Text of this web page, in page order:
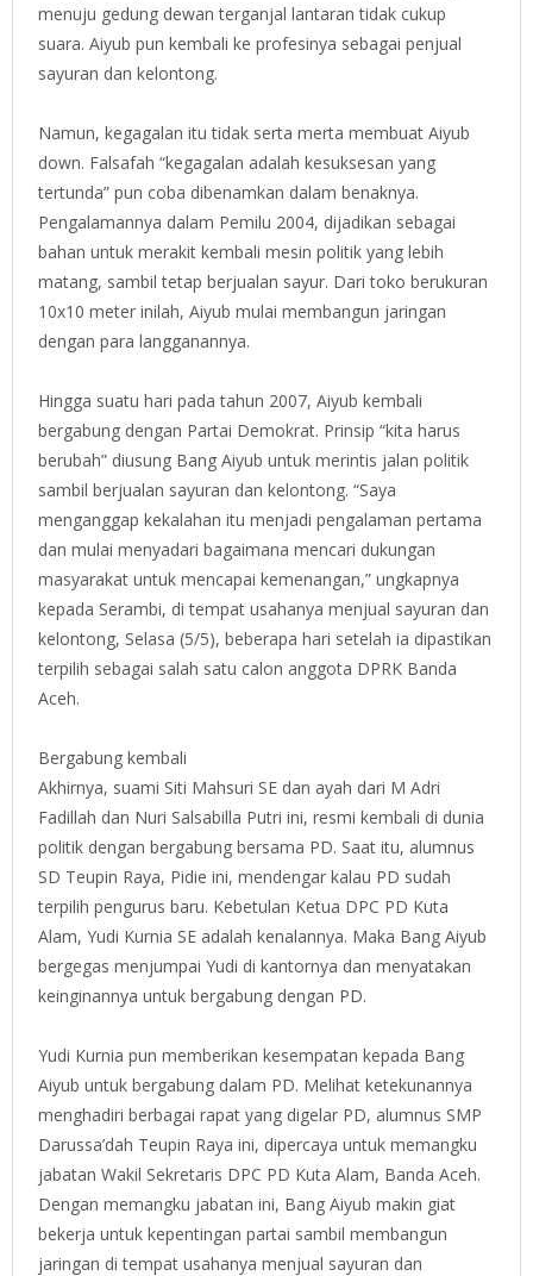
menuju gedung dewan terganjal lantaran tidak cukup
suara. Aiyub pun kembali ke profesinya sebagai penjual
sayuran dan kelontong.
Namun, kegagalan itu tidak serta merta membuat Aiyub
down. Falsafah “kegagalan adalah kesuksesan yang
tertunda” pun coba dibenamkan dalam benaknya.
Pengalamannya dalam Pemilu 2004, dijadikan sebagai
bahan untuk merakit kembali mesin politik yang lebih
matang, sambil tetap berjualan sayur. Dari toko berukuran
10x10 meter inilah, Aiyub mulai membangun jaringan
dengan para langganannya.
Hingga suatu hari pada tahun 2007, Aiyub kembali
bergabung dengan Partai Demokrat. Prinsip “kita harus
berubah” diusung Bang Aiyub untuk merintis jalan politik
sambil berjualan sayuran dan kelontong. “Saya
menganggap kekalahan itu menjadi pengalaman pertama
dan mulai menyadari bagaimana mencari dukungan
masyarakat untuk mencapai kemenangan,” ungkapnya
kepada Serambi, di tempat usahanya menjual sayuran dan
kelontong, Selasa (5/5), beberapa hari setelah ia dipastikan
terpilih sebagai salah satu calon anggota DPRK Banda
Aceh.
Bergabung kembali
Akhirnya, suami Siti Mahsuri SE dan ayah dari M Adri
Fadillah dan Nuri Salsabilla Putri ini, resmi kembali di dunia
politik dengan bergabung bersama PD. Saat itu, alumnus
SD Teupin Raya, Pidie ini, mendengar kalau PD sudah
terpilih pengurus baru. Kebetulan Ketua DPC PD Kuta
Alam, Yudi Kurnia SE adalah kenalannya. Maka Bang Aiyub
bergegas menjumpai Yudi di kantornya dan menyatakan
keinginannya untuk bergabung dengan PD.
Yudi Kurnia pun memberikan kesempatan kepada Bang
Aiyub untuk bergabung dalam PD. Melihat ketekunannya
menghadiri berbagai rapat yang digelar PD, alumnus SMP
Darussa’dah Teupin Raya ini, dipercaya untuk memangku
jabatan Wakil Sekretaris DPC PD Kuta Alam, Banda Aceh.
Dengan memangku jabatan ini, Bang Aiyub makin giat
bekerja untuk kepentingan partai sambil membangun
jaringan di tempat usahanya menjual sayuran dan